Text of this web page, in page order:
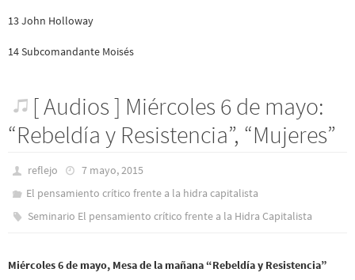
13 John Holloway
14 Subcomandante Moisés
[ Audios ] Miércoles 6 de mayo:
“Rebeldía y Resistencia”, “Mujeres”
reflejo
7 mayo, 2015
El pensamiento crítico frente a la hidra capitalista
Seminario El pensamiento crítico frente a la Hidra Capitalista
Miércoles 6 de mayo, Mesa de la mañana “Rebeldía y Resistencia”